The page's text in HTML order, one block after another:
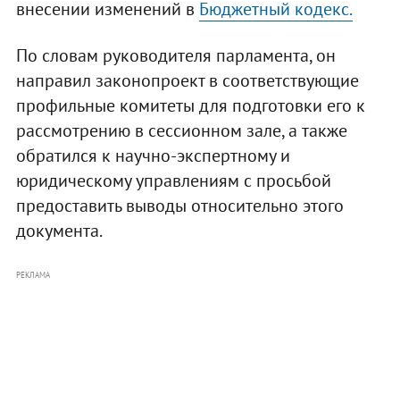
внесении изменений в Бюджетный кодекс.
По словам руководителя парламента, он
направил законопроект в соответствующие
профильные комитеты для подготовки его к
рассмотрению в сессионном зале, а также
обратился к научно-экспертному и
юридическому управлениям с просьбой
предоставить выводы относительно этого
документа.
РЕКЛАМА